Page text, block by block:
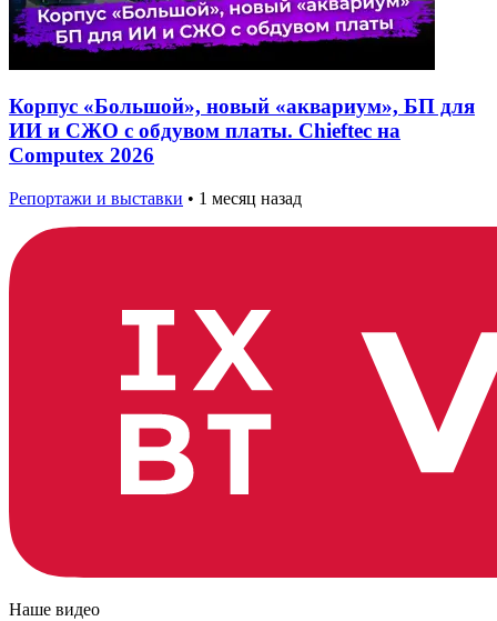
Корпус «Большой», новый «аквариум», БП для
ИИ и СЖО с обдувом платы. Chieftec на
Computex 2026
Репортажи и выставки • 1 месяц назад
Наше видео